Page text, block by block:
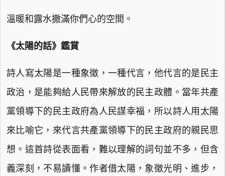
溫暖和露水撒滿你們心的空間。
《太陽的話》鑑賞
詩人寫太陽是一種象徵，一種代言，他代言的是民主
政治，是能夠給人民帶來解放的民主政體。當年共產
黨領導下的民主政府為人民謀幸福，所以詩人用太陽
來比喻它，來代言共產黨領導下的民主政府的親民思
想。這首詩從表面看，難以理解的詞句並不多，但含
義深刻，不易讀懂。作者借太陽，象徵光明、進步，